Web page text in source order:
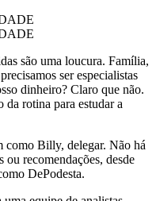
são uma loucura. Família,
ser especialistas
dinheiro? Claro que não.
da rotina para estudar a
como Billy, delegar. Não há
recomendações, desde
DePodesta.